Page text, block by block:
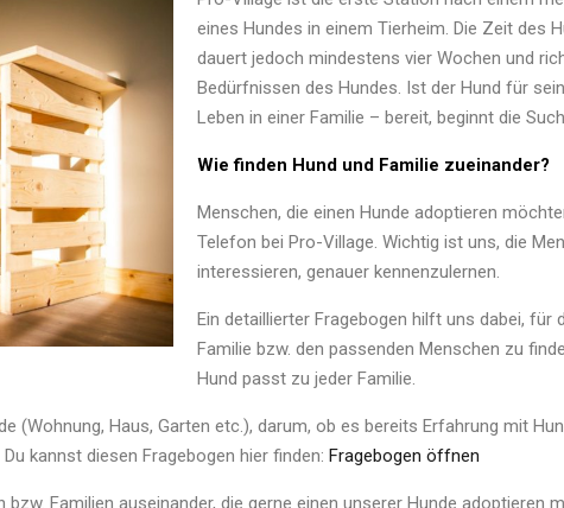
eines Hundes in einem Tierheim. Die Zeit des
dauert jedoch mindestens vier Wochen und
Bedürfnissen des Hundes. Ist der Hund für
Leben in einer Familie – bereit, beginnt die
Wie finden Hund und Familie zueinander?
Menschen, die einen Hunde adoptieren
Telefon bei Pro-Village. Wichtig ist uns, die
interessieren, genauer kennenzulernen.
Ein detaillierter Fragebogen hilft uns dabei, für
Familie bzw. den passenden Menschen zu
Hund passt zu jeder Familie.
(Wohnung, Haus, Garten etc.), darum, ob es bereits Erfahrung mit
kannst diesen Fragebogen hier finden: Fragebogen öffnen
Familien auseinander, die gerne einen unserer Hunde adoptieren